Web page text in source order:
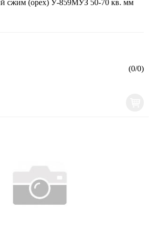
сжим (орех) У-859МУЗ 50-70 кв. мм
(0/0)